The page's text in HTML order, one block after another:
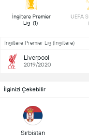
İngiltere Premier
UEFA
İngiltere Premier Lig (İngiltere)
Liverpool
2019/2020
İlginizi Çekebilir
Sırbistan